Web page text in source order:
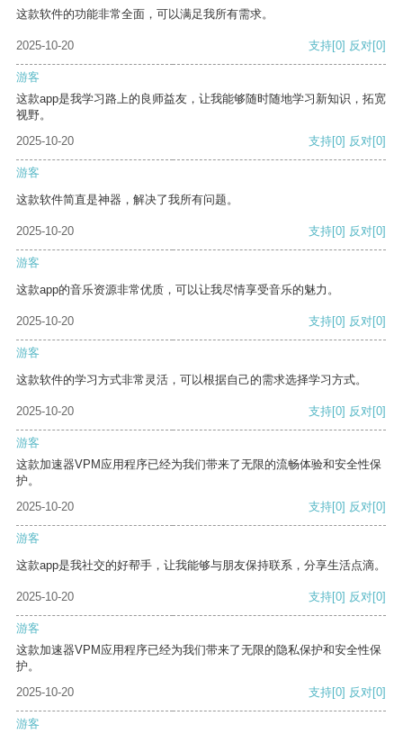
这款软件的功能非常全面，可以满足我所有需求。
2025-10-20 支持[0] 反对[0]
游客
这款app是我学习路上的良师益友，让我能够随时随地学习新知识，拓宽
视野。
2025-10-20
支持[0] 反对[0]
游客
这款软件简直是神器，解决了我所有问题。
2025-10-20 支持[0] 反对[0]
游客
这款app的音乐资源非常优质，可以让我尽情享受音乐的魅力。
2025-10-20 支持[0] 反对[0]
游客
这款软件的学习方式非常灵活，可以根据自己的需求选择学习方式。
2025-10-20 支持[0] 反对[0]
游客
这款加速器VPM应用程序已经为我们带来了无限的流畅体验和安全性保
护。
2025-10-20
支持[0] 反对[0]
游客
这款app是我社交的好帮手，让我能够与朋友保持联系，分享生活点滴。
2025-10-20 支持[0] 反对[0]
游客
这款加速器VPM应用程序已经为我们带来了无限的隐私保护和安全性保
护。
2025-10-20
支持[0] 反对[0]
游客